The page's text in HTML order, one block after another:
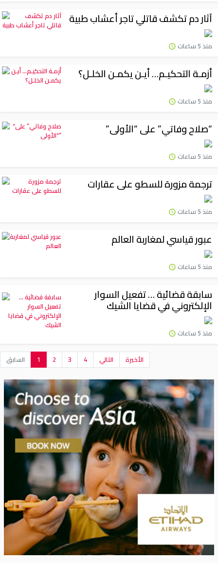
آثار دم تكشف قاتلي تاجر أعشاب طبية
منذ 5 ساعات
أزمـة التحكيـم… أيـن يكمـن الخلـل؟
منذ 5 ساعات
“صلاح وفاتي” على “الأولى”
منذ 5 ساعات
ترجمة مزورة للسطو على عقارات
منذ 5 ساعات
عبور قياسي لمغاربة العالم
منذ 5 ساعات
سابقة قضائية … تفعيل السوار
الإلكتروني في قضايا الشيك
منذ 5 ساعات
السابق 1 2 3 4 التالي الأخيرة